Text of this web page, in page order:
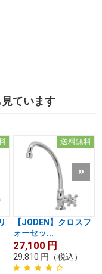
ています
送料無料
【JODEN】クロスフ
ォーセッ...
27,100 円
29,810 円 （税込）